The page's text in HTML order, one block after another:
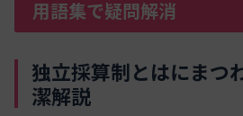
用語集で疑問解消
独立採算制とはにまつ
潔解説